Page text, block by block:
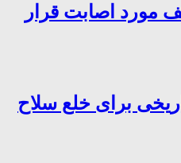
مورد اصابت قرار
برای خلع سلاح